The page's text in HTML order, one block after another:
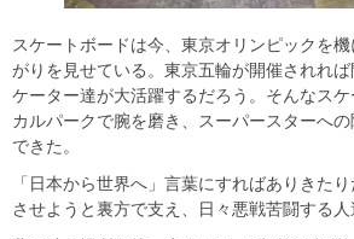
スケートボードは今、東京オリンピックを
がりを見せている。東京五輪が開催されれ
ケーター達が大活躍するだろう。そんなス
カルパークで腕を磨き、スーパースターへ
できた。
「日本から世界へ」言葉にすればありきた
させようと裏方で支え、日々悪戦苦闘する人